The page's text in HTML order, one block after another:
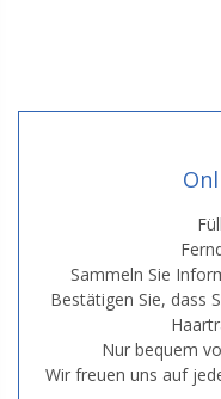
Sammeln Sie
Bestätigen Sie, dass
Nur bequem
Wir freuen uns auf